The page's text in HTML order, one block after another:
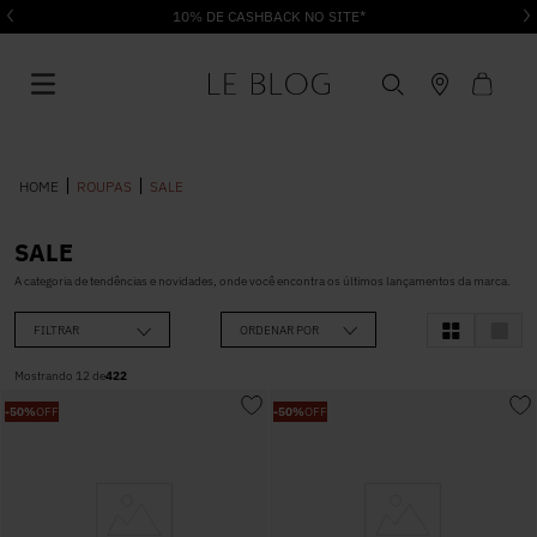
10% DE CASHBACK NO SITE*
ROUPAS SALE
SALE
A categoria de tendências e novidades, onde você encontra os últimos lançamentos da marca.
FILTRAR ORDENAR POR
Mostrando 12 de422
-50%OFF -50%OFF
1º Vestido
2º Roupas